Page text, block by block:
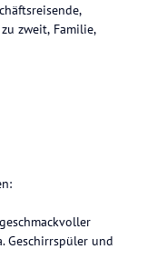
zweit, Familie,
Geschirrspüler und